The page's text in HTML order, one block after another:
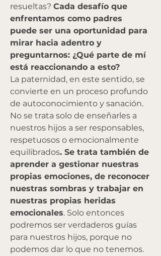
resueltas? Cada desafío que
enfrentamos como padres
puede ser una oportunidad para
mirar hacia adentro y
preguntarnos: ¿Qué parte de mí
está reaccionando a esto?
La paternidad, en este sentido, se
convierte en un proceso profundo
de autoconocimiento y sanación.
No se trata solo de enseñarles a
nuestros hijos a ser responsables,
respetuosos o emocionalmente
equilibrados. Se trata también de
aprender a gestionar nuestras
propias emociones, de reconocer
nuestras sombras y trabajar en
nuestras propias heridas
emocionales. Solo entonces
podremos ser verdaderos guías
para nuestros hijos, porque no
podemos dar lo que no tenemos.